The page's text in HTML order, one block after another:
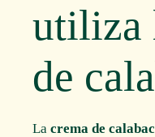
utiliza
de
Lacrema de